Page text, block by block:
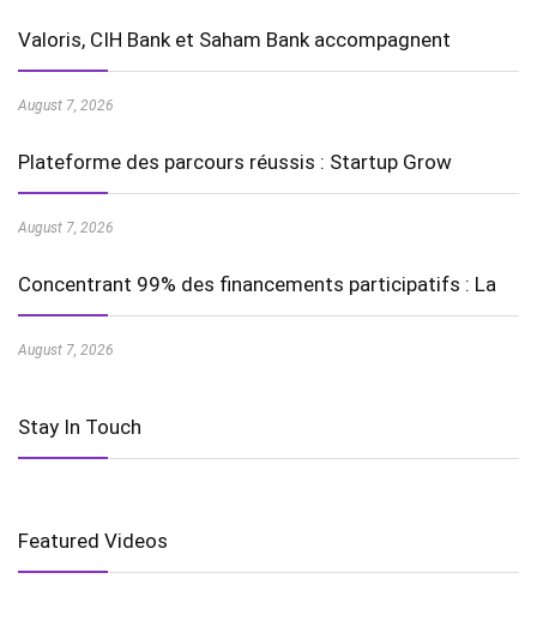
Valoris, CIH Bank et Saham Bank accompagnent
August 7, 2026
Plateforme des parcours réussis : Startup Grow
August 7, 2026
Concentrant 99% des financements participatifs : La
August 7, 2026
Stay In Touch
Featured Videos